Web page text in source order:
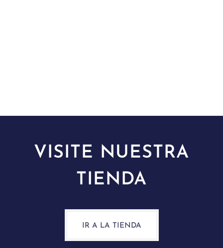
VISITE NUESTRA
TIENDA
IR A LA TIENDA